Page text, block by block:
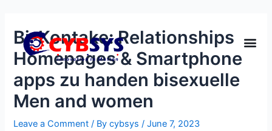
Bi-Kontake: Relationships
Homepages & Smartphone
apps zu handen bisexuelle
Men and women
Leave a Comment / Bycybsys/June 7, 2023